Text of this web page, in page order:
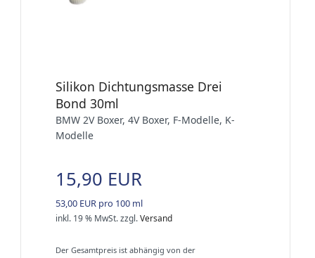
Silikon Dichtungsmasse Drei
Bond 30ml
BMW 2V Boxer, 4V Boxer, F-Modelle, K-
Modelle
15,90 EUR
53,00 EUR pro 100 ml
inkl. 19 % MwSt.zzgl.Versand
Der Gesamtpreis ist abhängig von der